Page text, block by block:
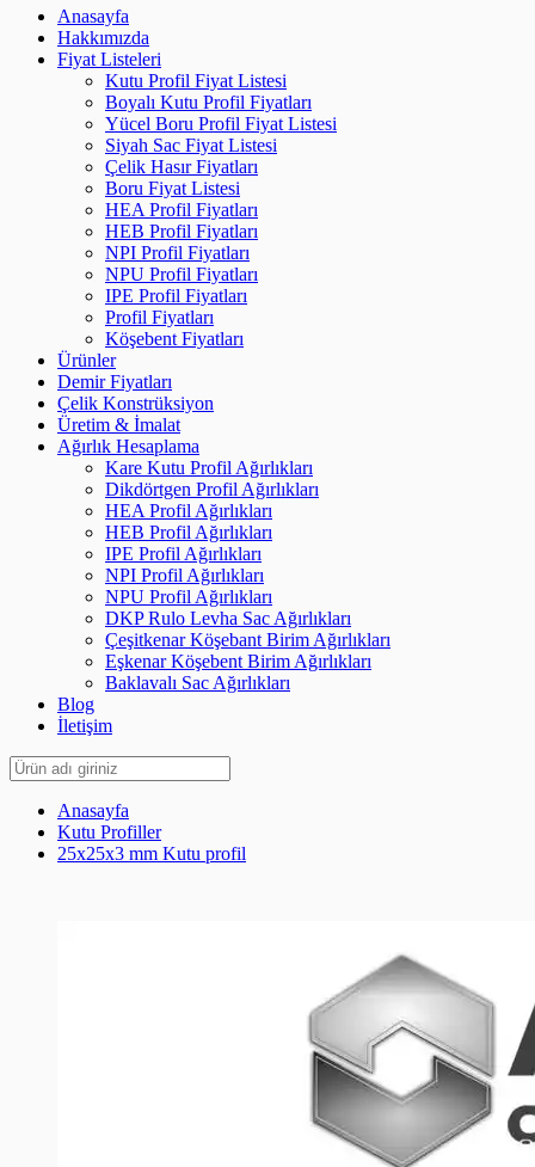
Anasayfa
Hakkımızda
Fiyat Listeleri
Kutu Profil Fiyat Listesi
Boyalı Kutu Profil Fiyatları
Yücel Boru Profil Fiyat Listesi
Siyah Sac Fiyat Listesi
Çelik Hasır Fiyatları
Boru Fiyat Listesi
HEA Profil Fiyatları
HEB Profil Fiyatları
NPI Profil Fiyatları
NPU Profil Fiyatları
IPE Profil Fiyatları
Profil Fiyatları
Köşebent Fiyatları
Ürünler
Demir Fiyatları
Çelik Konstrüksiyon
Üretim & İmalat
Ağırlık Hesaplama
Kare Kutu Profil Ağırlıkları
Dikdörtgen Profil Ağırlıkları
HEA Profil Ağırlıkları
HEB Profil Ağırlıkları
IPE Profil Ağırlıkları
NPI Profil Ağırlıkları
NPU Profil Ağırlıkları
DKP Rulo Levha Sac Ağırlıkları
Çeşitkenar Köşebant Birim Ağırlıkları
Eşkenar Köşebent Birim Ağırlıkları
Baklavalı Sac Ağırlıkları
Blog
İletişim
Anasayfa
Kutu Profiller
25x25x3 mm Kutu profil